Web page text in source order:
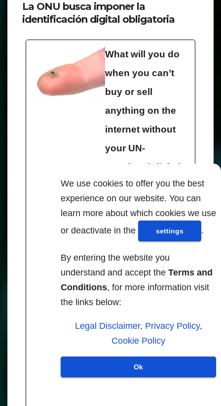
We use cookies to offer you the best
experience on our website. You can
learn more about which cookies we use
or deactivate in the
settings .
By entering the website you
understand and accept the Terms and
Conditions, for more information visit
the links below:
Legal Disclaimer, Privacy Policy,
Cookie Policy
Ok
La ONU busca imponer la
identificación digital obligatoria
What will you do
when you can’t
buy or sell
anything on the
internet without
your UN-
mandated digital
identity chip?
Imposing mandatory
digital identification on
every nation on the
entire planet has
become a primary goal
for the global elite. It
isn’t going to happen
get virtually everyone in
the world into the
time will come when